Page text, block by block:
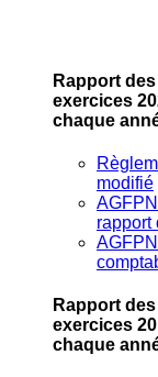
Rapport
exercices
chaque
modifié
rapport
Rapport
exercices
chaque